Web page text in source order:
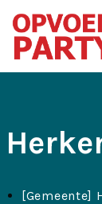
[Gemeente]